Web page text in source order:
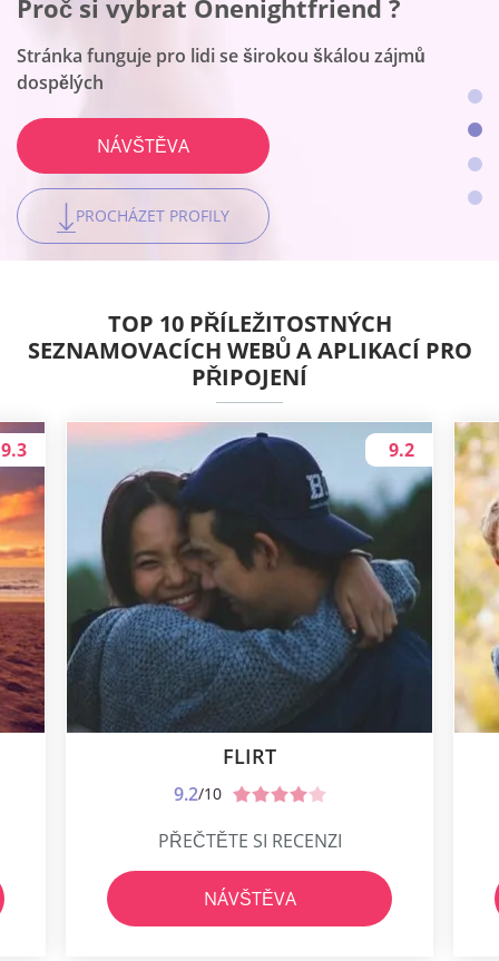
Toto je seznamovací platforma číslo jedna pro ženy
NÁVŠTĚVA
PROCHÁZET PROFILY
Proč si vybrat Onenightfriend ?
Stránka funguje pro lidi se širokou škálou zájmů
dospělých
NÁVŠTĚVA
PROCHÁZET PROFILY
Proč si vybrat BeNaughty ?
Web vyhovuje setkání bez připojení k řetězci
NÁVŠTĚVA
PROCHÁZET PROFILY
Proč si vybrat Together2night
Platforma je nejlepší pro místní připojení
NÁVŠTĚVA
PROCHÁZET PROFILY
TOP 10 PŘÍLEŽITOSTNÝCH
SEZNAMOVACÍCH WEBŮ A APLIKACÍ PRO
PŘIPOJENÍ
9.3
FLIRT
9.2/10
9.2
PŘEČTĚTE SI RECENZI
NÁVŠTĚVA